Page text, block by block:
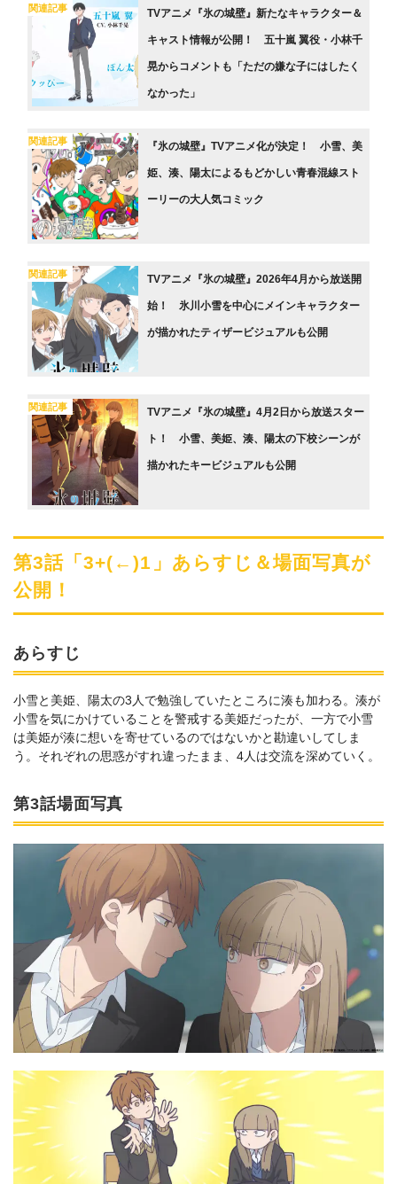
関連記事 TVアニメ『氷の城壁』新たなキャラクター＆
キャスト情報が公開！ 五十嵐 翼役・小林千
晃からコメントも「ただの嫌な子にはしたく
なかった」
関連記事 『氷の城壁』TVアニメ化が決定！ 小雪、美
姫、湊、陽太によるもどかしい青春混線スト
ーリーの大人気コミック
関連記事 TVアニメ『氷の城壁』2026年4月から放送開
始！ 氷川小雪を中心にメインキャラクター
が描かれたティザービジュアルも公開
関連記事 TVアニメ『氷の城壁』4月2日から放送スター
ト！ 小雪、美姫、湊、陽太の下校シーンが
描かれたキービジュアルも公開
第3話「3+(←)1」あらすじ＆場面写真が
公開！
あらすじ
小雪と美姫、陽太の3人で勉強していたところに湊も加わる。湊が
小雪を気にかけていることを警戒する美姫だったが、一方で小雪
は美姫が湊に想いを寄せているのではないかと勘違いしてしま
う。それぞれの思惑がすれ違ったまま、4人は交流を深めていく。
第3話場面写真